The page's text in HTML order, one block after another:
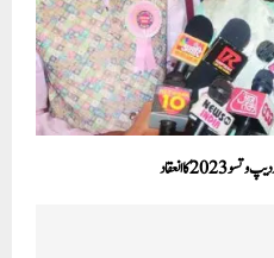
کا انعقاد